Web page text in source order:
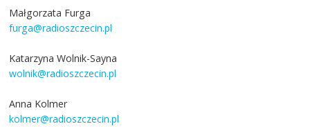
Małgorzata Furga
furga@radioszczecin.pl
Katarzyna Wolnik-Sayna
wolnik@radioszczecin.pl
Anna Kolmer
kolmer@radioszczecin.pl